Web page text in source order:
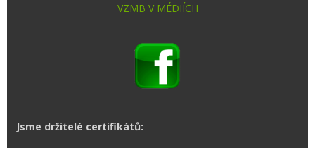
VZMB V MÉDIÍCH
Jsme držitelé certifikátů: